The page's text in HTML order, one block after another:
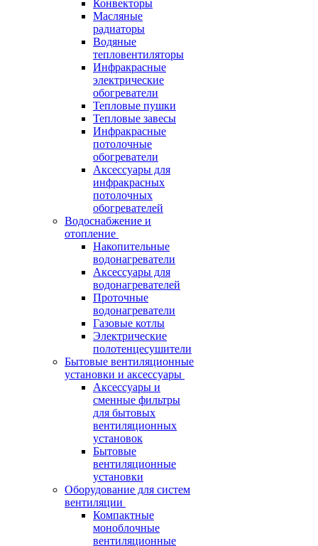
Конвекторы
Масляные
радиаторы
Водяные
тепловентиляторы
Инфракрасные
электрические
обогреватели
Тепловые пушки
Тепловые завесы
Инфракрасные
потолочные
обогреватели
Аксессуары для
инфракрасных
потолочных
обогревателей
Водоснабжение и
отопление
Накопительные
водонагреватели
Аксессуары для
водонагревателей
Проточные
водонагреватели
Газовые котлы
Электрические
полотенцесушители
Бытовые вентиляционные
установки и аксессуары
Аксессуары и
сменные фильтры
для бытовых
вентиляционных
установок
Бытовые
вентиляционные
установки
Оборудование для систем
вентиляции
Компактные
моноблочные
вентиляционные